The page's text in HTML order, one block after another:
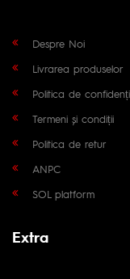
Despre Noi
Livrarea produselor
Politica de
Termeni și condiții
Politica de retur
ANPC
SOL platform
Extra